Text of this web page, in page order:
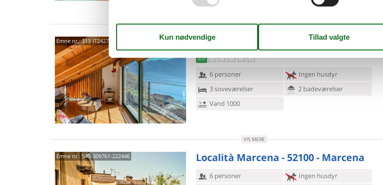
Vand 75000
Indkøb 3000
VIS MERE
Emne nr.:313-IT2427.666.1 22013 - Domaso
5,0
6 personer
Ingen husdyr
3 soveværelser
2 badeværelser
Vand 1000
VIS MERE
Emne nr.: 540-309761-222446 Località Marcena - 52100 - Marcena
6 personer
Ingen husdyr